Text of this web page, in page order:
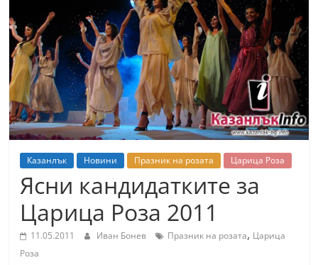
т
К
а
з
а
н
л
ъ
к
и
о
б
Казанлък Новини Празник на розата Царица Роза
Ясни кандидатките за
Царица Роза 2011
11.05.2011 Иван Бонев Празник на розата, Царица
Роза